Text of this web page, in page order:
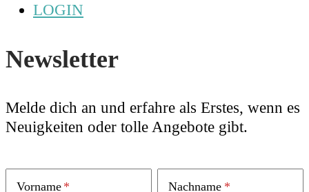
LOGIN
Newsletter
Melde dich an und erfahre als Erstes, wenn es
Neuigkeiten oder tolle Angebote gibt.
Vorname Nachname